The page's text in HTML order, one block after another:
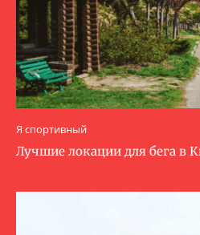
Я спортивный
Лучшие локации для бега в